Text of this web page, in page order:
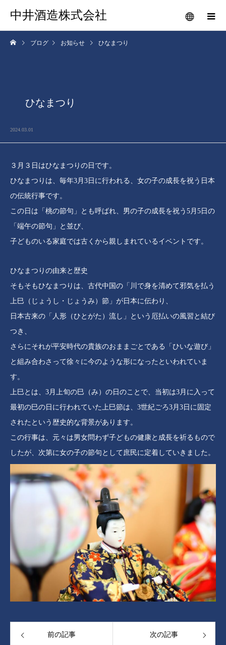
中井酒造株式会社
ブログ お知らせ ひなまつり
ひなまつり
2024.03.01
３月３日はひなまつりの日です。
ひなまつりは、毎年3月3日に行われる、女の子の成長を祝う日本
の伝統行事です。
この日は「桃の節句」とも呼ばれ、男の子の成長を祝う5月5日の
「端午の節句」と並び、
子どものいる家庭では古くから親しまれているイベントです。
ひなまつりの由来と歴史
そもそもひなまつりは、古代中国の「川で身を清めて邪気を払う
上巳（じょうし・じょうみ）節」が日本に伝わり、
日本古来の「人形（ひとがた）流し」という厄払いの風習と結び
つき、
さらにそれが平安時代の貴族のおままごとである「ひいな遊び」
と組み合わさって徐々に今のような形になったといわれていま
す。
上巳とは、3月上旬の巳（み）の日のことで、当初は3月に入って
最初の巳の日に行われていた上巳節は、3世紀ごろ3月3日に固定
されたという歴史的な背景があります。
この行事は、元々は男女問わず子どもの健康と成長を祈るもので
したが、次第に女の子の節句として庶民に定着していきました。
前の記事 次の記事